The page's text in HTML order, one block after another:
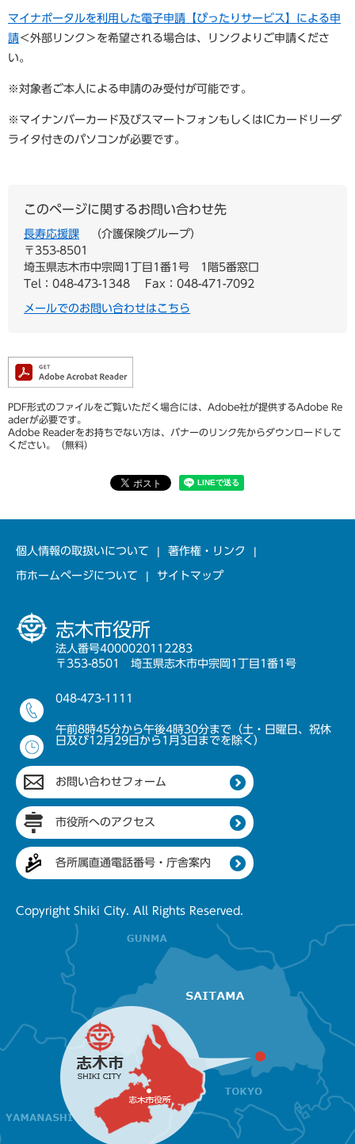
マイナポータルを利用した電子申請【ぴったりサービス】による申
請＜外部リンク＞ を希望される場合は、リンクよりご申請くださ
い。
※対象者ご本人による申請のみ受付が可能です。
※マイナンバーカード及びスマートフォンもしくはICカードリーダ
ライタ付きのパソコンが必要です。
このページに関するお問い合わせ先
長寿応援課
介護保険グループ
〒353-8501
埼玉県志木市中宗岡1丁目1番1号 1階5番窓口
Tel：048-473-1348
Fax：048-471-7092
メールでのお問い合わせはこちら
PDF形式のファイルをご覧いただく場合には、Adobe社が提供するAdobe Re
aderが必要です。
Adobe Readerをお持ちでない方は、バナーのリンク先からダウンロードして
ください。（無料）
個人情報の取扱いについて 著作権・リンク
市ホームページについて サイトマップ
志木市役所
法人番号4000020112283
〒353-8501 埼玉県志木市中宗岡1丁目1番1号
048-473-1111
午前8時45分から午後4時30分まで（土・日曜日、祝休
日及び12月29日から1月3日までを除く）
お問い合わせフォーム
市役所へのアクセス
各所属直通電話番号・庁舎案内
Copyright Shiki City. All Rights Reserved.